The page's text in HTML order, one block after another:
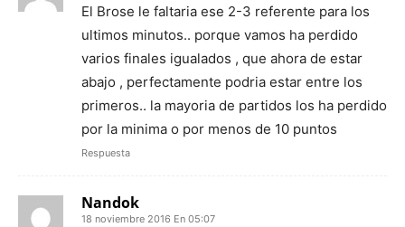
El Brose le faltaria ese 2-3 referente para los
ultimos minutos.. porque vamos ha perdido
varios finales igualados , que ahora de estar
abajo , perfectamente podria estar entre los
primeros.. la mayoria de partidos los ha perdido
por la minima o por menos de 10 puntos
Respuesta
Nandok
18 noviembre 2016 En 05:07